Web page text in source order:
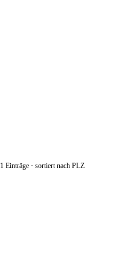
1 Einträge · sortiert nach PLZ